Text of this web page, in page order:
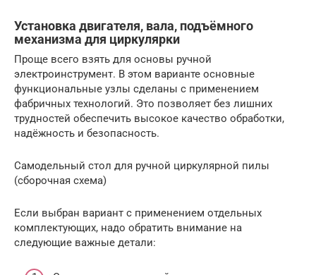
Установка двигателя, вала, подъёмного
механизма для циркулярки
Проще всего взять для основы ручной
электроинструмент. В этом варианте основные
функциональные узлы сделаны с применением
фабричных технологий. Это позволяет без лишних
трудностей обеспечить высокое качество обработки,
надёжность и безопасность.
Самодельный стол для ручной циркулярной пилы
(сборочная схема)
Если выбран вариант с применением отдельных
комплектующих, надо обратить внимание на
следующие важные детали: